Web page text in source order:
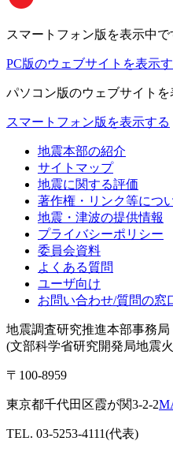
スマートフォン版 を表示中で
PC版のウェブサイトを表示
パソコン版のウェブサイトを
スマートフォン版を表示する
地震本部の紹介
サイトマップ
地震に関する評価
著作権・リンク等につ
地震・津波の提供情報
プライバシーポリシー
委員会資料
よくある質問
ユーザ向け
お問い合わせ/質問の窓
地震調査研究推進本部事務局
(文部科学省研究開発局地震
〒100-8959
東京都千代田区霞が関3-2-2
TEL. 03-5253-4111(代表)